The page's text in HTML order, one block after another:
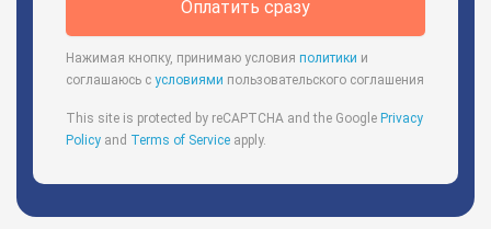
Оплатить сразу
Нажимая кнопку, принимаю условия политики и
соглашаюсь с условиями пользовательского соглашения
This site is protected by reCAPTCHA and the Google Privacy
Policy and Terms of Service apply.